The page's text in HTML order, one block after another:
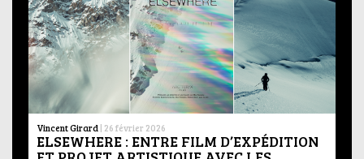
Vincent Girard | 26 février 2026
ELSEWHERE : ENTRE FILM D’EXPÉDITION